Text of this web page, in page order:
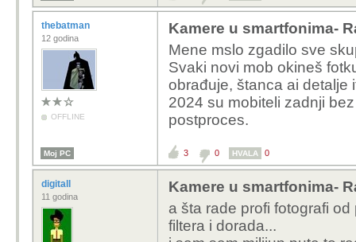
thebatman
12 godina
OFFLINE
Kamere u smartfonima-
Mene mslo zgadilo sve
Svaki novi mob okineš
obrađuje, štanca ai detalje
2024 su mobiteli zadnji
postproces.
Moj PC 3 0 HVALA 0
digitall
11 godina
Kamere u smartfonima-
a šta rade profi fotografi
filtera i dorada...